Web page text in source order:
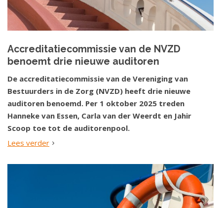
Accreditatiecommissie van de NVZD
benoemt drie nieuwe auditoren
De accreditatiecommissie van de Vereniging van
Bestuurders in de Zorg (NVZD) heeft drie nieuwe
auditoren benoemd. Per 1 oktober 2025 treden
Hanneke van Essen, Carla van der Weerdt en Jahir
Scoop toe tot de auditorenpool.
Lees verder